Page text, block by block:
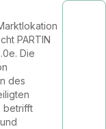
PARTIN
Die
des
betrifft